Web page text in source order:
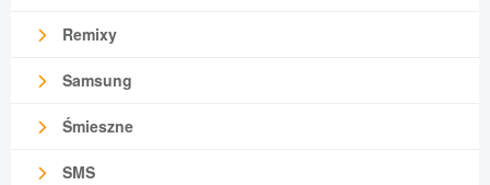
Remixy
Samsung
Śmieszne
SMS